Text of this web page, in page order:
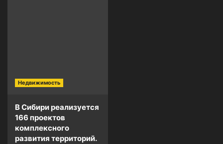
Недвижимость
В Сибири реализуется
166 проектов
комплексного
развития территорий.